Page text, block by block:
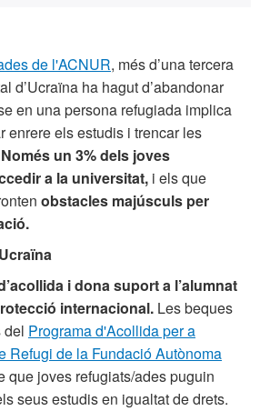
de l'ACNUR, més d’una tercera
d’Ucraïna ha hagut d’abandonar
en una persona refugiada implica
enrere els estudis i trencar les
Només un 3% dels joves
a la universitat, i els que
obstacles majúsculs per
i dona suport a l’alumnat
internacional. Les beques
del Programa d'Acollida per a
Refugi de la Fundació Autònoma
que joves refugiats/ades puguin
seus estudis en igualtat de drets.